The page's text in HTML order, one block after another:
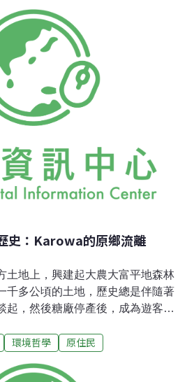
少捕獸夾未被查獲，林管處已調派
所有的捕獸夾和陷阱。 花蓮林
強園區巡邏勤務，以防制盜獵的情
管處的巡守人員和森林警察也會加
內的動物生態，如果查獲盜獵情
史：Karowa的原鄉流離
土地上，興建起大農大富平地森林
千多公頃的土地，歷史總是伴隨著
起，然後糖廠停產後，成為遊客口
田之前，這裡曾是Karowa（噶馹
起。穿過森林裡的小徑，來到
環境哲學 原住民